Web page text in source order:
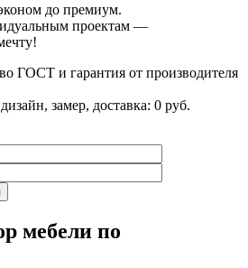
до премиум.
проектам —
ГОСТ и гарантия от производителя
замер, доставка: 0 руб.
мебели по